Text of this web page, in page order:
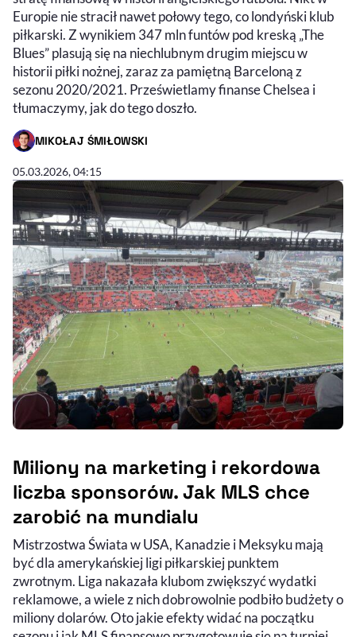
Europie nie stracił nawet połowy tego, co londyński klub
piłkarski. Z wynikiem 347 mln funtów pod kreską „The
Blues” plasują się na niechlubnym drugim miejscu w
historii piłki nożnej, zaraz za pamiętną Barceloną z
sezonu 2020/2021. Prześwietlamy finanse Chelsea i
tłumaczymy, jak do tego doszło.
MIKOŁAJ ŚMIŁOWSKI
- AUTOR ARTYKUŁU - PROFIL
05.03.2026, 04:15
Miliony na marketing i rekordowa
liczba sponsorów. Jak MLS chce
zarobić na mundialu
Mistrzostwa Świata w USA, Kanadzie i Meksyku mają
być dla amerykańskiej ligi piłkarskiej punktem
zwrotnym. Liga nakazała klubom zwiększyć wydatki
reklamowe, a wiele z nich dobrowolnie podbiło budżety o
miliony dolarów. Oto jakie efekty widać na początku